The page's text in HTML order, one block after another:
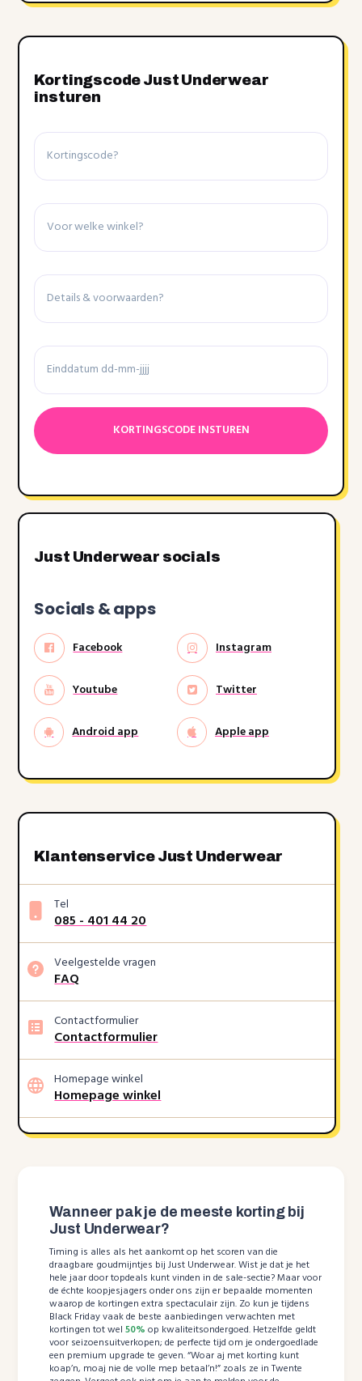
Kortingscode Just Underwear
insturen
Kortingscode
Winkel
Details
voorwaarden
Einddatum
dash
MM
dash
Just Underwear socials
Socials & apps
Facebook Instagram
Youtube Twitter
Android app Apple app
Klantenservice Just Underwear
Tel
085 - 401 44 20
Veelgestelde vragen
FAQ
Contactformulier
Contactformulier
Homepage winkel
Homepage winkel
Wanneer pak je de meeste korting bij
Just Underwear?
Timing is alles als het aankomt op het scoren van die
draagbare goudmijntjes bij Just Underwear. Wist je dat je het
hele jaar door topdeals kunt vinden in de sale-sectie? Maar voor
de échte koopjesjagers onder ons zijn er bepaalde momenten
waarop de kortingen extra spectaculair zijn. Zo kun je tijdens
Black Friday vaak de beste aanbiedingen verwachten met
kortingen tot wel50% op kwaliteitsondergoed. Hetzelfde geldt
voor seizoensuitverkopen; de perfecte tijd om je ondergoedlade
een premium upgrade te geven. “Woar aj met korting kunt
koap’n, moaj nie de volle mep betaal’n!” zoals ze in Twente